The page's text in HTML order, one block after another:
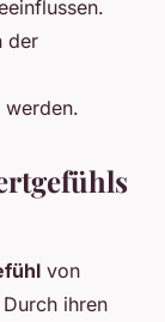
der
werden.
von
ihren